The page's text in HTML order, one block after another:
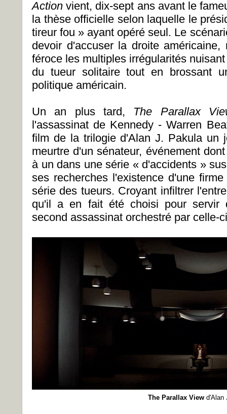
Actionvient, dix-sept ans avant le
la thèse officielle selon laquelle le
tireur fou » ayant opéré seul. Le
devoir d'accuser la droite
féroce les multiples irrégularités
du tueur solitaire tout en brossant
politique américain.
Un an plus tard, The Parallax
l'assassinat de Kennedy - Warren
film de la trilogie d'Alan J. Pakula un
meurtre d'un sénateur, événement
à un dans une série « d'accidents »
ses recherches l'existence d'une
série des tueurs. Croyant infiltrer
qu'il a en fait été choisi pour servir
second assassinat orchestré par celle-
The Parallax View d'Alan